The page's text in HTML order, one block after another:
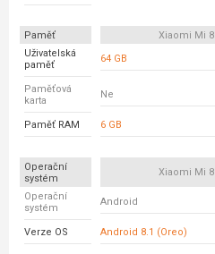
Paměť Xiaomi Mi 8
Uživatelská
paměť
64 GB
Paměťová
karta
Ne
Paměť RAM 6 GB
Operační
systém
Xiaomi Mi 8
Operační
systém
Android
Verze OS Android 8.1 (Oreo)